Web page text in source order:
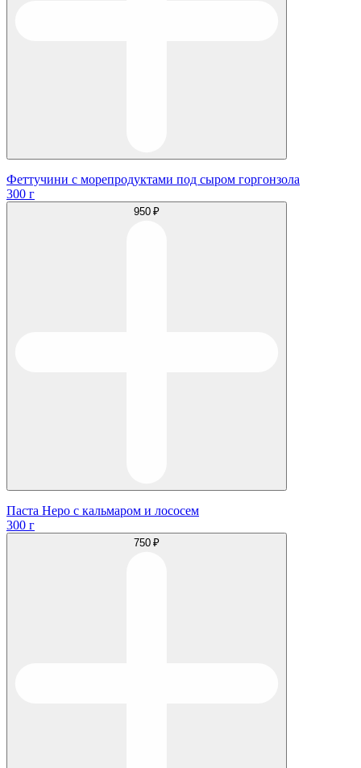
Феттучини с морепродуктами под сыром горгонзола
300 г
950 ₽
Паста Неро с кальмаром и лососем
300 г
750 ₽